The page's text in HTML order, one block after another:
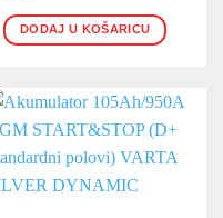
DODAJ U KOŠARICU